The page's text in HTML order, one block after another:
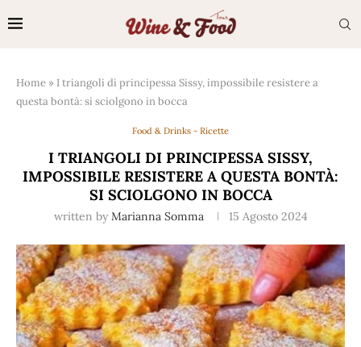
Home » I triangoli di principessa Sissy, impossibile resistere a
questa bontà: si sciolgono in bocca
Food & Drinks - Ricette
I TRIANGOLI DI PRINCIPESSA SISSY,
IMPOSSIBILE RESISTERE A QUESTA BONTÀ:
SI SCIOLGONO IN BOCCA
written by Marianna Somma 15 Agosto 2024